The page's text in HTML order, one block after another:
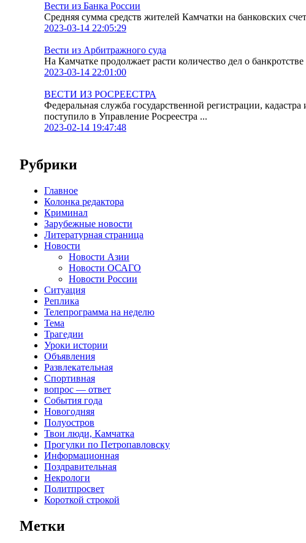
Вести из Банка России
Средняя сумма средств жителей Камчатки на банковских
2023-03-14 22:05:29
Вести из Арбитражного суда
На Камчатке продолжает расти количество дел о
2023-03-14 22:01:00
ВЕСТИ ИЗ РОСРЕЕСТРА
Федеральная служба государственной регистрации,
поступило в Управление Росреестра ...
2023-02-14 19:47:48
Рубрики
Главное
Колонка редактора
Криминал
Зарубежные новости
Литературная страница
Новости
Новости Азии
Новости ОСАГО
Новости России
Ситуация
Реплика
Телепрограмма на неделю
Тема
Трагедии
Уроки истории
Объявления
Развлекательная
Спортивная
вопрос — ответ
События года
Новогодняя
Полуостров
Твои люди, Камчатка
Прогулки по Петропавловску
Информационная
Поздравительная
Некрологи
Политпросвет
Короткой строкой
Метки